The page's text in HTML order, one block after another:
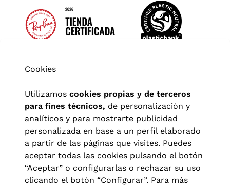
Cookies
Utilizamos cookies propias y de terceros
para fines técnicos, de personalización y
analíticos y para mostrarte publicidad
personalizada en base a un perfil elaborado
a partir de las páginas que visites. Puedes
aceptar todas las cookies pulsando el botón
“Aceptar” o configurarlas o rechazar su uso
clicando el botón “Configurar”. Para más